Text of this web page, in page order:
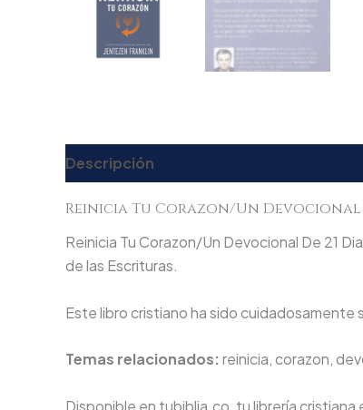
Descripción
Reinicia Tu Corazon/Un Devocional
Reinicia Tu Corazon/Un Devocional De 21
de las Escrituras.
Este libro cristiano ha sido
Temas relacionados: reinicia, corazon,
Disponible en tubiblia.co, tu librería cristiana